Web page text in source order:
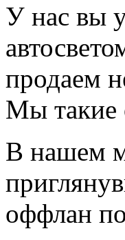
У нас вы
продаем
Мы такие
В нашем
оффлан